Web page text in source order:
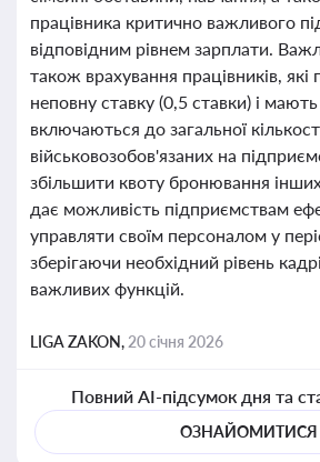
працівника критично важливого
відповідним рівнем зарплати.
також врахування працівників,
неповну ставку (0,5 ставки) і
включаються до загальної
військовозобов'язаних на
збільшити квоту бронювання
дає можливість підприємствам
управляти своїм персоналом у
зберігаючи необхідний рівень
важливих функцій.
LIGA ZAKON, 20 січня 2026
Повний AI-підсумок дня та
ОЗНАЙОМИТИСЯ